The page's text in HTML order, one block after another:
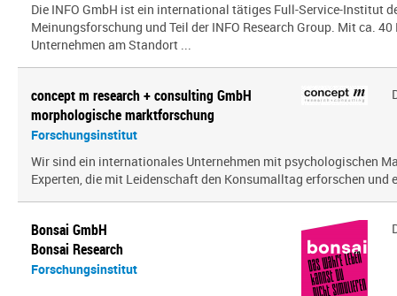
Die INFO GmbH ist ein international tätiges Full-Service-Institut
Meinungsforschung und Teil der INFO Research Group. Mit ca.
Unternehmen am Standort ...
concept m research + consulting GmbH
morphologische marktforschung
Forschungsinstitut
Wir sind ein inter­na­tio­nales Unternehmen mit psy­cho­lo­gi­schen
Experten, die mit Leidenschaft den Konsumalltag erfor­schen und
Bonsai GmbH
Bonsai Research
Forschungsinstitut